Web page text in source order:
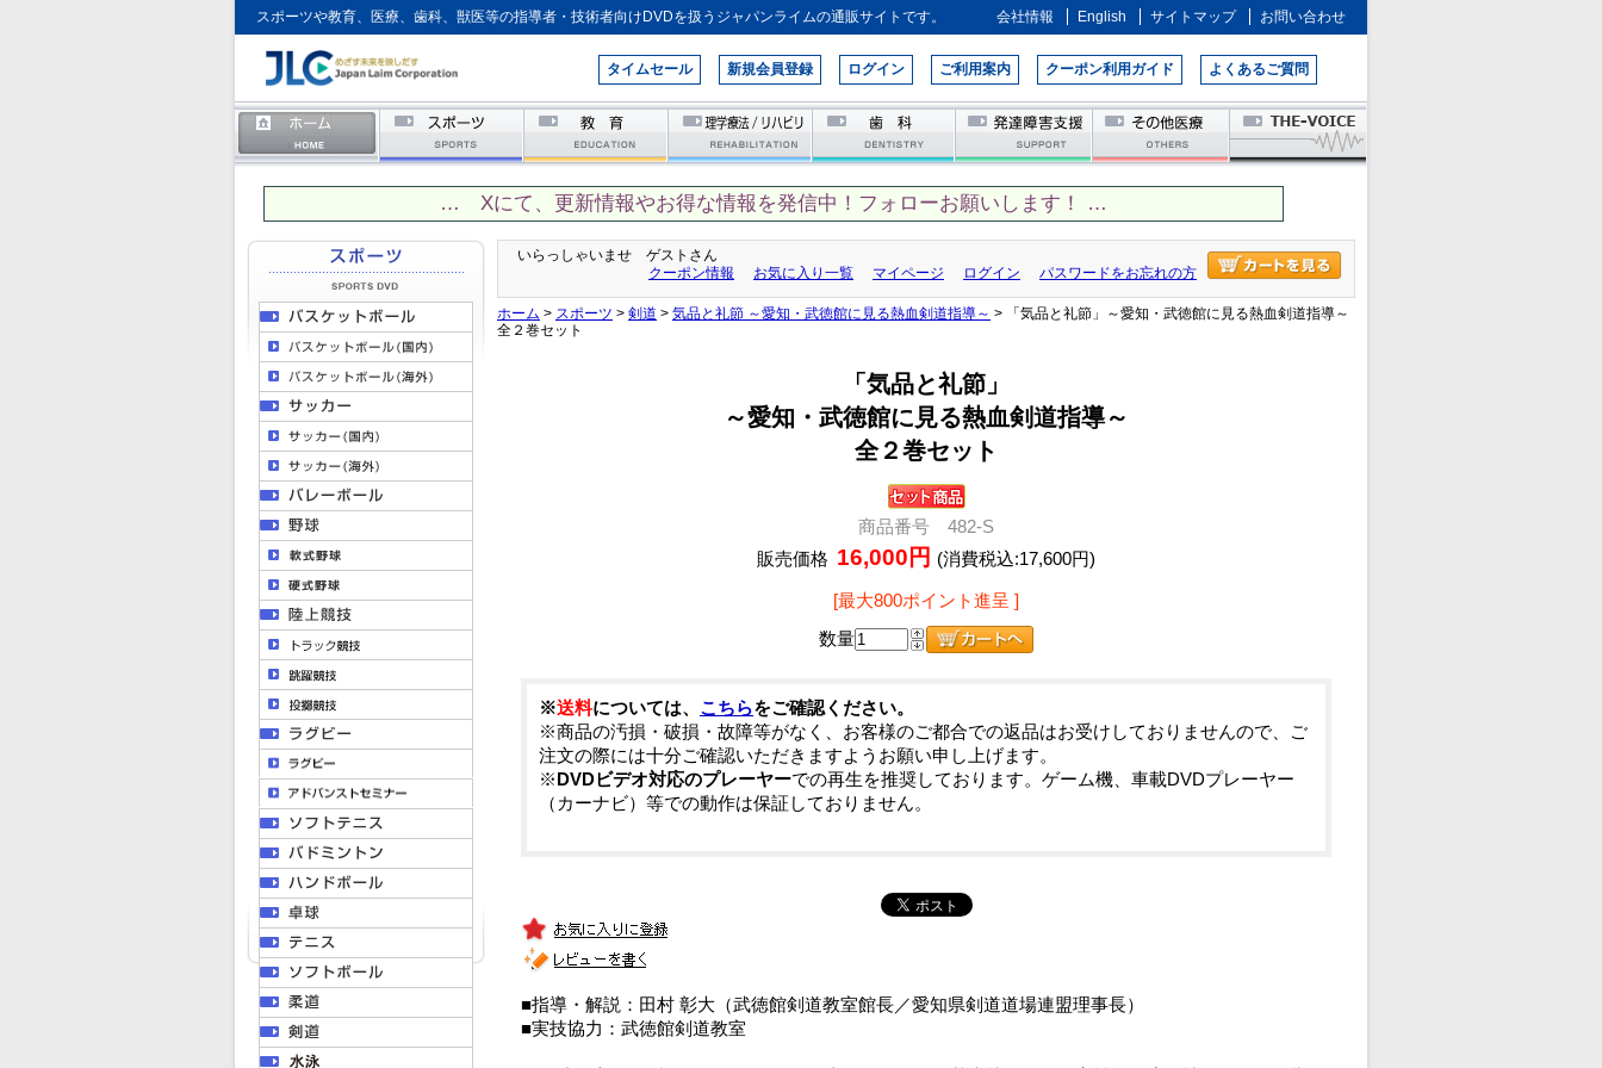
スポーツや教育、医療、歯科、獣医等の指導者・技術者向けDVDを扱うジャパンライムの通販サイトです。 会社情報 English サイトマップ お問い合わせ
タイムセール 新規会員登録 ログイン ご利用案内 クーポン利用ガイド よくあるご質問
… Xにて、更新情報やお得な情報を発信中！フォローお願いします！ …
いらっしゃいませ ゲストさん
クーポン情報
お気に入り一覧 マイページ ログイン パスワードをお忘れの方
ホーム > スポーツ > 剣道 > 気品と礼節 ～愛知・武徳館に見る熱血剣道指導～ > 「気品と礼節」～愛知・武徳館に見る熱血剣道指導～
全２巻セット
「気品と礼節」
～愛知・武徳館に見る熱血剣道指導～
全２巻セット
商品番号 482-S
販売価格 16,000円 (消費税込:17,600円)
[最大800ポイント進呈 ]
数量
※送料については、 こちらをご確認ください。
※商品の汚損・破損・故障等がなく、お客様のご都合での返品はお受けしておりませんので、ご
注文の際には十分ご確認いただきますようお願い申し上げます。
※DVDビデオ対応のプレーヤーでの再生を推奨しております。ゲーム機、車載DVDプレーヤー
（カーナビ）等での動作は保証しておりません。
■指導・解説：田村 彰大（武徳館剣道教室館長／愛知県剣道道場連盟理事長）
■実技協力：武徳館剣道教室